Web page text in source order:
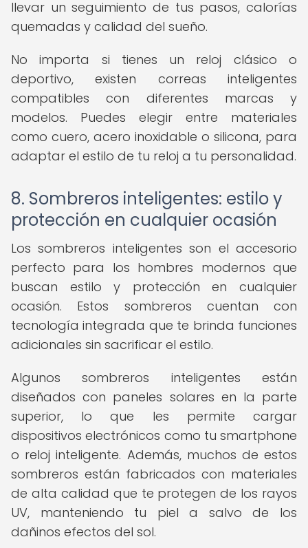
llevar un seguimiento de tus pasos, calorías
quemadas y calidad del sueño.
No importa si tienes un reloj clásico o
deportivo, existen correas inteligentes
compatibles con diferentes marcas y
modelos. Puedes elegir entre materiales
como cuero, acero inoxidable o silicona, para
adaptar el estilo de tu reloj a tu personalidad.
8. Sombreros inteligentes: estilo y
protección en cualquier ocasión
Los sombreros inteligentes son el accesorio
perfecto para los hombres modernos que
buscan estilo y protección en cualquier
ocasión. Estos sombreros cuentan con
tecnología integrada que te brinda funciones
adicionales sin sacrificar el estilo.
Algunos sombreros inteligentes están
diseñados con paneles solares en la parte
superior, lo que les permite cargar
dispositivos electrónicos como tu smartphone
o reloj inteligente. Además, muchos de estos
sombreros están fabricados con materiales
de alta calidad que te protegen de los rayos
UV, manteniendo tu piel a salvo de los
dañinos efectos del sol.